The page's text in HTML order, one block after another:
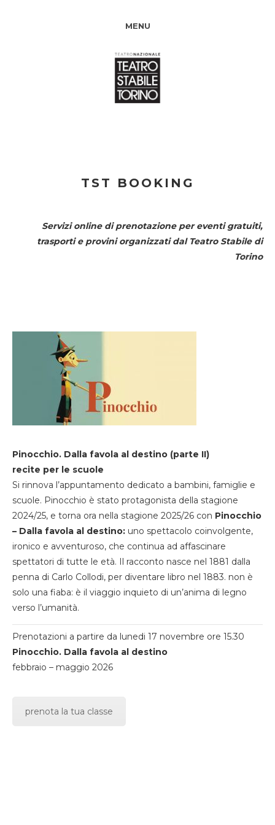
MENU
TST BOOKING
Servizi online di prenotazione per eventi gratuiti,
trasporti e provini organizzati dal Teatro Stabile di
Torino
Pinocchio. Dalla favola al destino (parte II)
recite per le scuole
Si rinnova l’appuntamento dedicato a bambini, famiglie e
scuole. Pinocchio è stato protagonista della stagione
2024/25, e torna ora nella stagione 2025/26 con Pinocchio
– Dalla favola al destino: uno spettacolo coinvolgente,
ironico e avventuroso, che continua ad affascinare
spettatori di tutte le età. Il racconto nasce nel 1881 dalla
penna di Carlo Collodi, per diventare libro nel 1883. non è
solo una fiaba: è il viaggio inquieto di un’anima di legno
verso l’umanità.
Prenotazioni a partire da lunedi 17 novembre ore 15.30
Pinocchio. Dalla favola al destino
febbraio – maggio 2026
prenota la tua classe